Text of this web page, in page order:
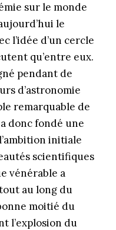
sur le monde
le
l’idée d’un cercle
qu’entre eux.
pendant de
d’astronomie
remarquable de
donc fondé une
initiale
scientifiques
vénérable a
au long du
moitié du
l’explosion du